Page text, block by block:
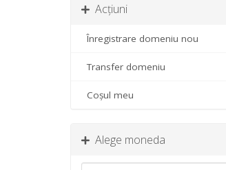
Acțiuni
Înregistrare domeniu nou
Transfer domeniu
Coșul meu
Alege moneda